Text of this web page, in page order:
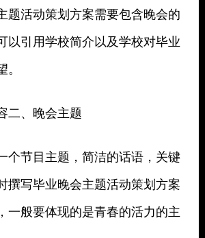
题活动策划方案需要包含晚会的
以引用学校简介以及学校对毕业
二、晚会主题
个节目主题，简洁的话语，关键
撰写毕业晚会主题活动策划方案
一般要体现的是青春的活力的主